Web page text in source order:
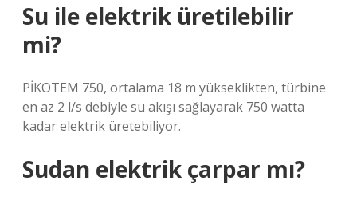
Su ile elektrik üretilebilir
mi?
PİKOTEM 750, ortalama 18 m yükseklikten, türbine
en az 2 l/s debiyle su akışı sağlayarak 750 watta
kadar elektrik üretebiliyor.
Sudan elektrik çarpar mı?